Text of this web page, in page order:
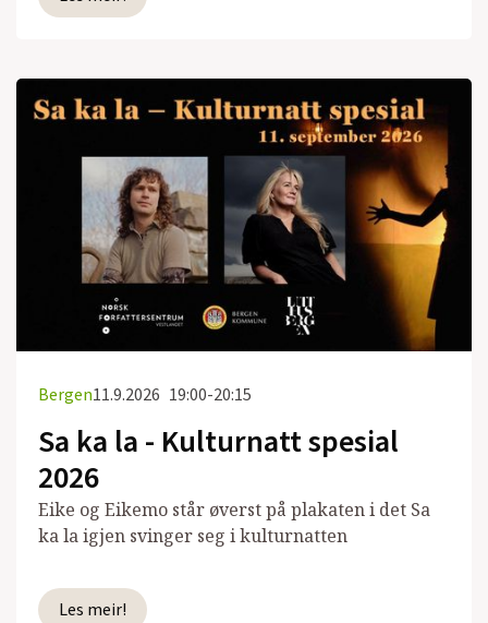
Bergen11.9.2026 19:00-20:15
Sa ka la - Kulturnatt spesial
2026
Eike og Eikemo står øverst på plakaten i det Sa
ka la igjen svinger seg i kulturnatten
Les meir!